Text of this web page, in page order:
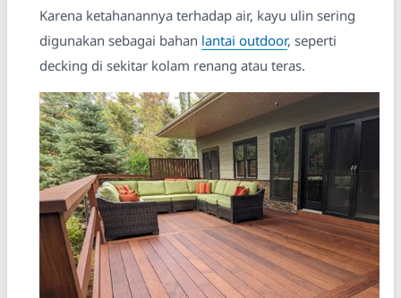
Karena ketahanannya terhadap air, kayu ulin sering
digunakan sebagai bahan lantai outdoor, seperti
decking di sekitar kolam renang atau teras.